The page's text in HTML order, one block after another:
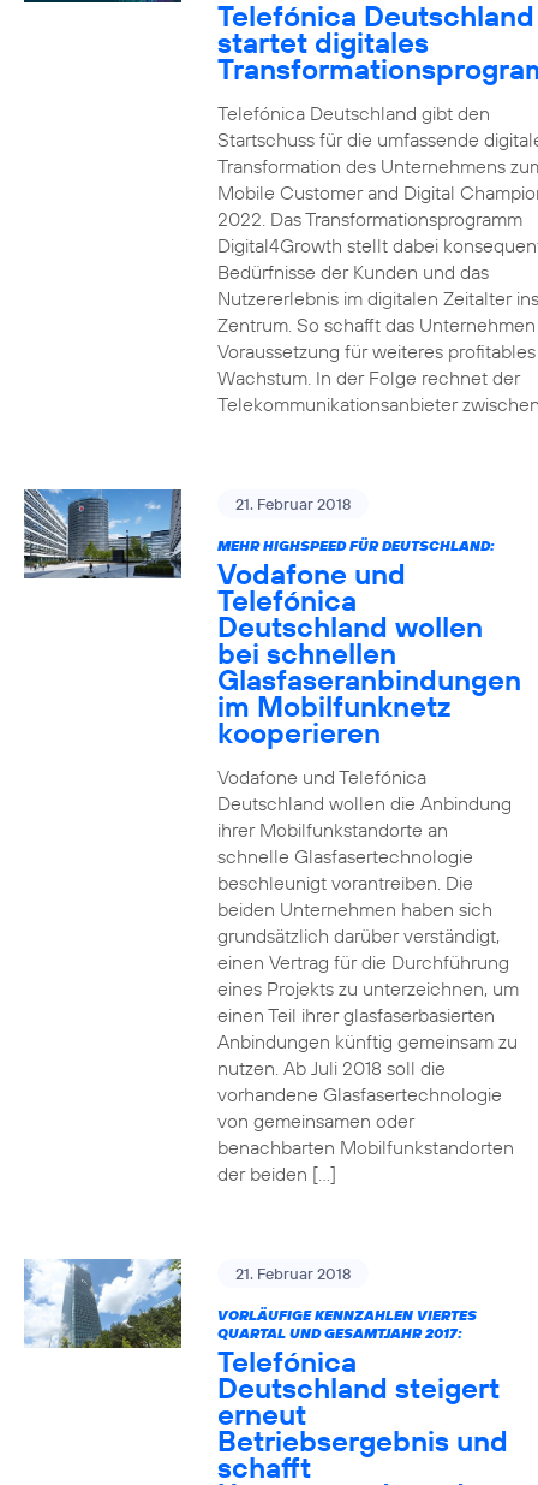
Telefónica Deutschland
startet digitales
Telefónica Deutschland gibt den
Startschuss für die umfassende
Transformation des Unternehmens
Mobile Customer and Digital
2022. Das Transformationsprogramm
Digital4Growth stellt dabei
Bedürfnisse der Kunden und das
Nutzererlebnis im digitalen Zeitalter ins
Zentrum. So schafft das
Voraussetzung für weiteres profitables
Wachstum. In der Folge rechnet der
Telekommunikationsanbieter
21. Februar 2018
MEHR HIGHSPEED FÜR DEUTSCHLAND:
Vodafone und
Telefónica
Deutschland wollen
bei schnellen
Glasfaseranbindungen
im Mobilfunknetz
kooperieren
Vodafone und Telefónica
Deutschland wollen die Anbindung
ihrer Mobilfunkstandorte an
schnelle Glasfasertechnologie
beschleunigt vorantreiben. Die
beiden Unternehmen haben sich
grundsätzlich darüber verständigt,
einen Vertrag für die Durchführung
eines Projekts zu unterzeichnen, um
einen Teil ihrer glasfaserbasierten
Anbindungen künftig gemeinsam zu
nutzen. Ab Juli 2018 soll die
vorhandene Glasfasertechnologie
von gemeinsamen oder
benachbarten Mobilfunkstandorten
der beiden […]
21. Februar 2018
VORLÄUFIGE KENNZAHLEN VIERTES
QUARTAL UND GESAMTJAHR 2017:
Telefónica
Deutschland steigert
erneut
Betriebsergebnis und
schafft